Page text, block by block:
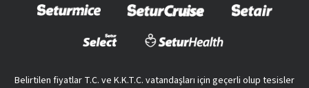
Belirtilen fiyatlar T.C. ve K.K.T.C. vatandaşları için geçerli olup tesisler